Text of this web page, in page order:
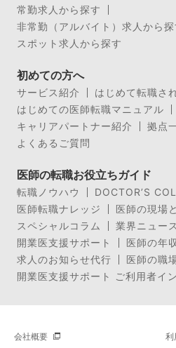
常勤求人から探す
非常勤（アルバイト）求人から探
スポット求人から探す
初めての方へ
サービス紹介
はじめて転職さ
はじめての医師転職マニュアル
キャリアパートナー紹介
拠点
よくあるご質問
医師の転職お役立ちガイド
転職ノウハウ
DOCTOR’S
医師転職ナレッジ
医師の現場
スペシャルコラム
業界ニュース
開業医支援サポート
医師の年
求人のお知らせ代行
医師の職
開業医支援サポート ご利用者イ
会社概要 利